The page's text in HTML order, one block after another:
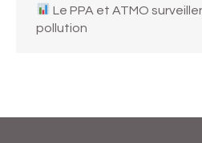
Le PPA et ATMO
pollution